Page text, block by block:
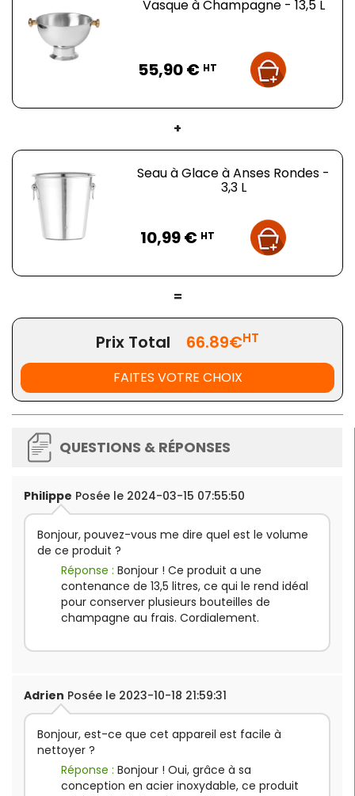
Vasque à Champagne - 13,5 L
55,90 € HT
+
Seau à Glace à Anses Rondes -
3,3 L
10,99 € HT
=
Prix Total 66.89€HT
FAITES VOTRE CHOIX
QUESTIONS & RÉPONSES
Philippe Posée le 2024-03-15 07:55:50
Bonjour, pouvez-vous me dire quel est le volume
de ce produit ?
Réponse : Bonjour ! Ce produit a une
contenance de 13,5 litres, ce qui le rend idéal
pour conserver plusieurs bouteilles de
champagne au frais. Cordialement.
Adrien Posée le 2023-10-18 21:59:31
Bonjour, est-ce que cet appareil est facile à
nettoyer ?
Réponse : Bonjour ! Oui, grâce à sa
conception en acier inoxydable, ce produit